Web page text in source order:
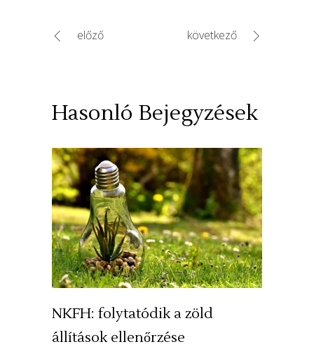
előző következő
Hasonló Bejegyzések
NKFH: folytatódik a zöld
állítások ellenőrzése